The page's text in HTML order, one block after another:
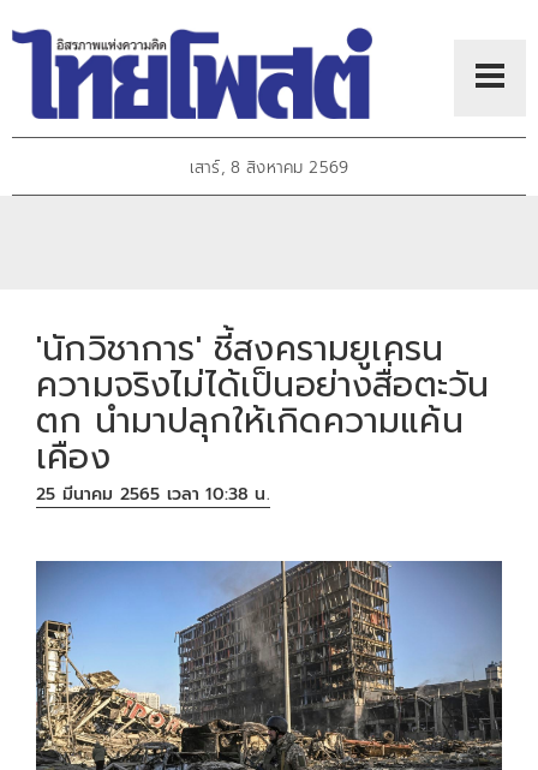
เสาร์, 8 สิงหาคม 2569
'นักวิชาการ' ชี้สงครามยูเครน
ความจริงไม่ได้เป็นอย่างสื่อตะวัน
ตก นำมาปลุกให้เกิดความแค้น
เคือง
25 มีนาคม 2565 เวลา 10:38 น.